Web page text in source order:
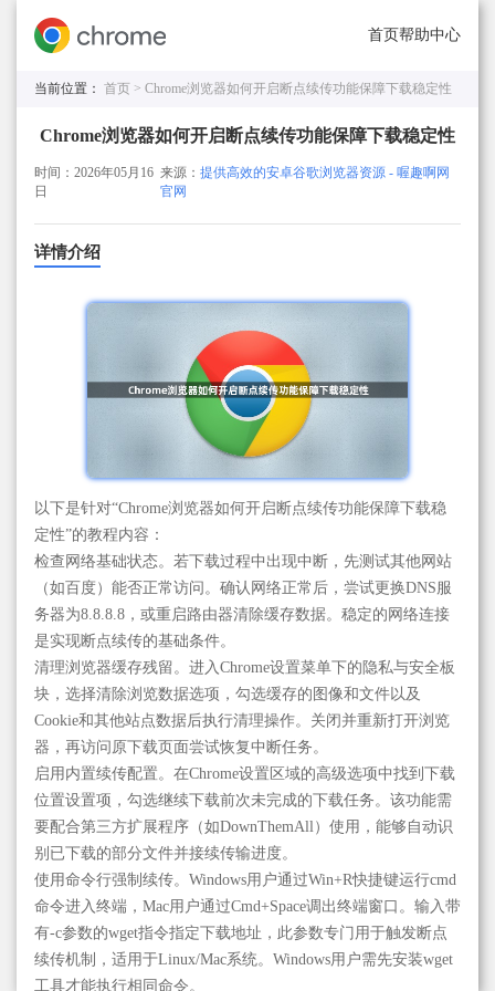
首页帮助中心
当前位置： 首页 > Chrome浏览器如何开启断点续传功能保障下载稳定性
Chrome浏览器如何开启断点续传功能保障下载稳定性
时间：2026年05月16
日
来源：提供高效的安卓谷歌浏览器资源 - 喔趣啊网
官网
详情介绍
以下是针对“Chrome浏览器如何开启断点续传功能保障下载稳
定性”的教程内容：
检查网络基础状态。若下载过程中出现中断，先测试其他网站
（如百度）能否正常访问。确认网络正常后，尝试更换DNS服
务器为8.8.8.8，或重启路由器清除缓存数据。稳定的网络连接
是实现断点续传的基础条件。
清理浏览器缓存残留。进入Chrome设置菜单下的隐私与安全板
块，选择清除浏览数据选项，勾选缓存的图像和文件以及
Cookie和其他站点数据后执行清理操作。关闭并重新打开浏览
器，再访问原下载页面尝试恢复中断任务。
启用内置续传配置。在Chrome设置区域的高级选项中找到下载
位置设置项，勾选继续下载前次未完成的下载任务。该功能需
要配合第三方扩展程序（如DownThemAll）使用，能够自动识
别已下载的部分文件并接续传输进度。
使用命令行强制续传。Windows用户通过Win+R快捷键运行cmd
命令进入终端，Mac用户通过Cmd+Space调出终端窗口。输入带
有-c参数的wget指令指定下载地址，此参数专门用于触发断点
续传机制，适用于Linux/Mac系统。Windows用户需先安装wget
工具才能执行相同命令。